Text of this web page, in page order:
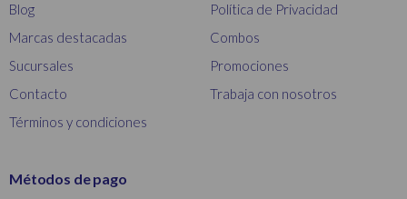
Blog
Marcas destacadas
Sucursales
Contacto
Términos y condiciones
Política de Privacidad
Combos
Promociones
Trabaja con nosotros
Métodos de pago